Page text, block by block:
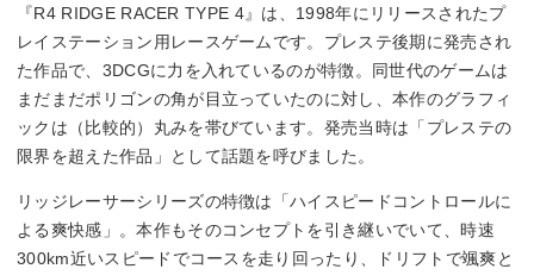
『R4 RIDGE RACER TYPE 4』は、1998年にリリースされたプ
レイステーション用レースゲームです。プレステ後期に発売され
た作品で、3DCGに力を入れているのが特徴。同世代のゲームは
まだまだポリゴンの角が目立っていたのに対し、本作のグラフィ
ックは（比較的）丸みを帯びています。発売当時は「プレステの
限界を超えた作品」として話題を呼びました。
リッジレーサーシリーズの特徴は「ハイスピードコントロールに
よる爽快感」。本作もそのコンセプトを引き継いでいて、時速
300km近いスピードでコースを走り回ったり、ドリフトで颯爽と